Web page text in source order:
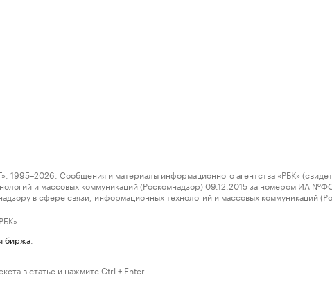
Сообщения и материалы информационного агентства «РБК»
и массовых коммуникаций (Роскомнадзор) 09.12.2015 за номером ИА
в сфере связи, информационных технологий и массовых
биржа
в статье и нажмите Ctrl + Enter